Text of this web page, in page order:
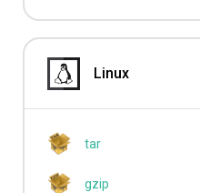
Linux
tar
gzip